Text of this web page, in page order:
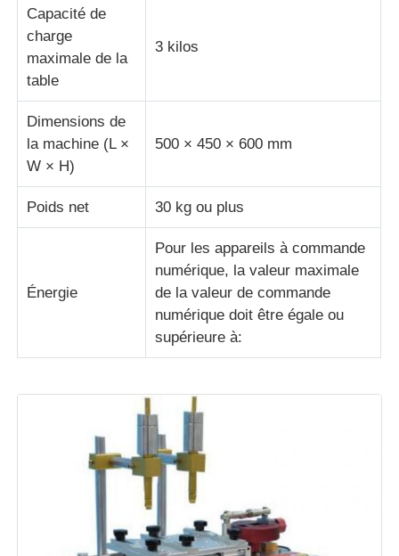
Capacité de
charge
maximale de la
table
3 kilos
Dimensions de
la machine (L ×
W × H)
500 × 450 × 600 mm
Poids net 30 kg ou plus
Énergie
Pour les appareils à commande
numérique, la valeur maximale
de la valeur de commande
numérique doit être égale ou
supérieure à: